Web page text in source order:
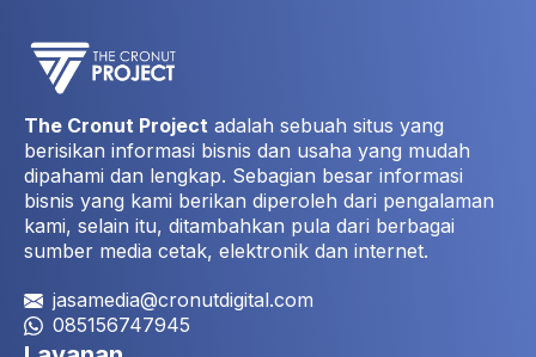
The Cronut Project adalah sebuah situs yang
berisikan informasi bisnis dan usaha yang mudah
dipahami dan lengkap. Sebagian besar informasi
bisnis yang kami berikan diperoleh dari pengalaman
kami, selain itu, ditambahkan pula dari berbagai
sumber media cetak, elektronik dan internet.
jasamedia@cronutdigital.com
085156747945